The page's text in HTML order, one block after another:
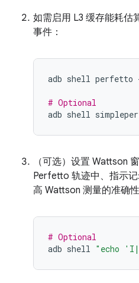
如需启用 L3 缓存能耗估
事件：
adb shell perfetto
# Optional
adb shell
（可选）设置 Wattson
Perfetto 轨迹中、指示
高 Wattson 测量的准确性
# Optional
adb shell "echo